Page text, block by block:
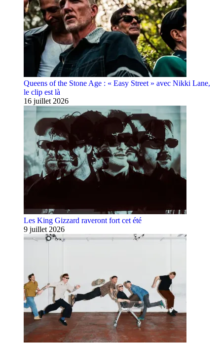
Queens of the Stone Age : « Easy Street » avec Nikki Lane,
le clip est là
16 juillet 2026
Les King Gizzard raveront fort cet été
9 juillet 2026